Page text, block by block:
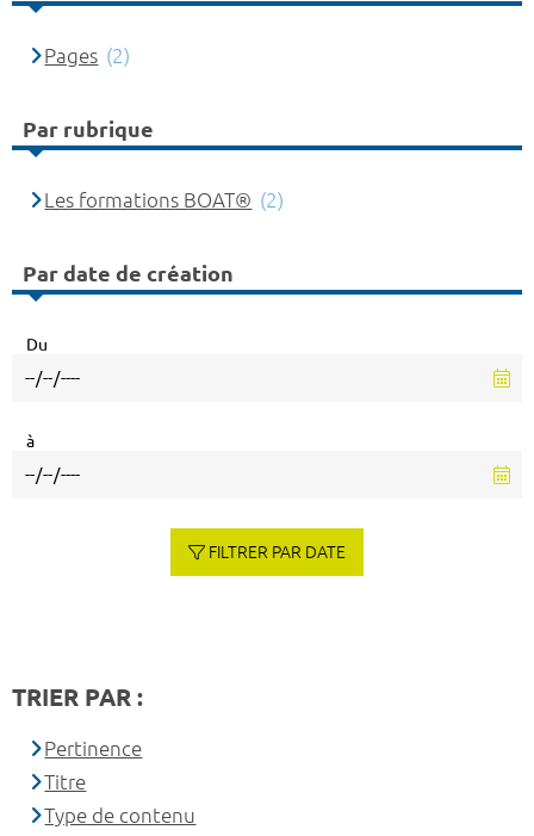
Pages (2)
Par rubrique
Les formations BOAT® (2)
Par date de création
Du
à
FILTRER PAR DATE
TRIER PAR :
Pertinence
Titre
Type de contenu